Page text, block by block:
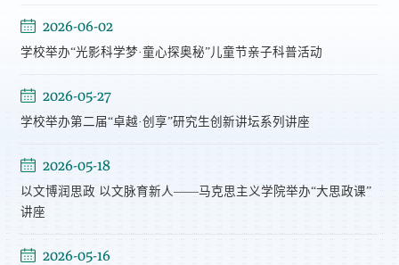
2026-06-02
学校举办“光影科学梦·童心探奥秘”儿童节亲子科普活动
2026-05-27
学校举办第二届“卓越·创享”研究生创新讲坛系列讲座
2026-05-18
以文博润思政 以文脉育新人——马克思主义学院举办“大思政课”
讲座
2026-05-16